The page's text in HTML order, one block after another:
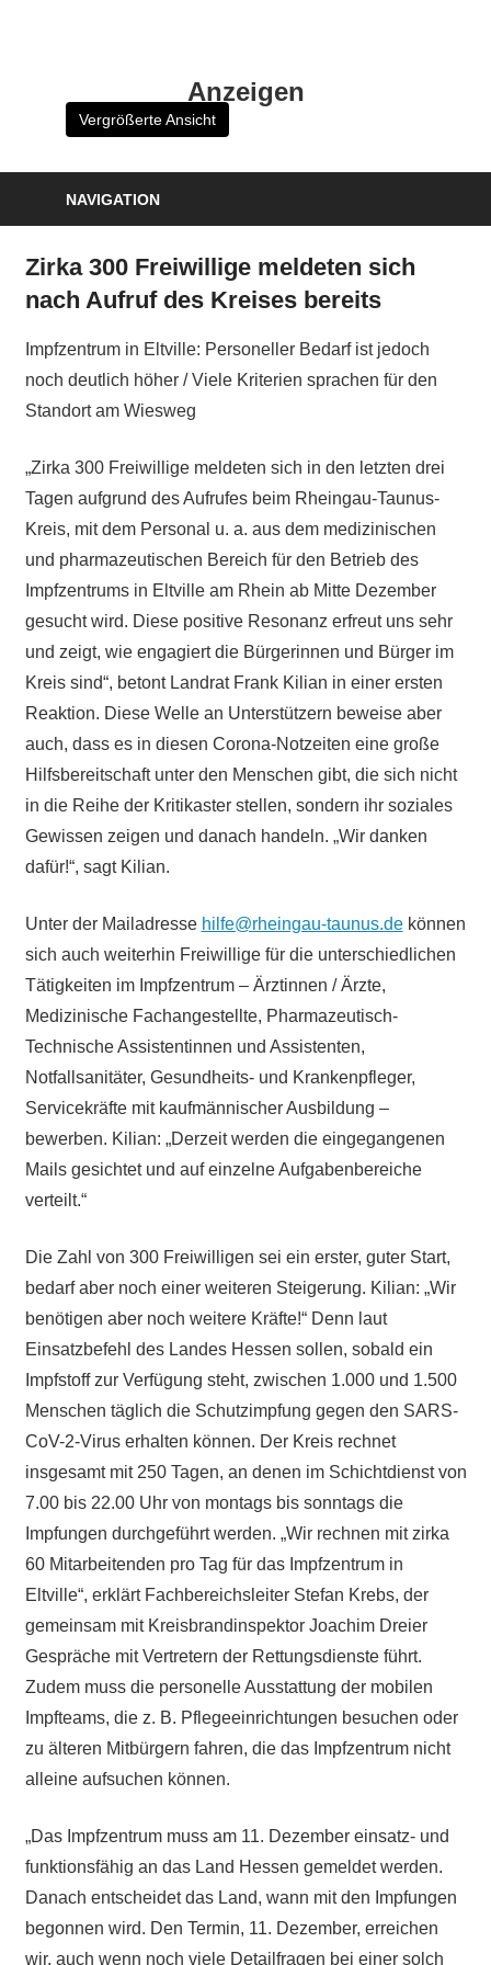
Anzeigen
Vergrößerte Ansicht
NAVIGATION
Zirka 300 Freiwillige meldeten sich
nach Aufruf des Kreises bereits
Impfzentrum in Eltville: Personeller Bedarf ist jedoch
noch deutlich höher / Viele Kriterien sprachen für den
Standort am Wiesweg
„Zirka 300 Freiwillige meldeten sich in den letzten drei
Tagen aufgrund des Aufrufes beim Rheingau-Taunus-
Kreis, mit dem Personal u. a. aus dem medizinischen
und pharmazeutischen Bereich für den Betrieb des
Impfzentrums in Eltville am Rhein ab Mitte Dezember
gesucht wird. Diese positive Resonanz erfreut uns sehr
und zeigt, wie engagiert die Bürgerinnen und Bürger im
Kreis sind“, betont Landrat Frank Kilian in einer ersten
Reaktion. Diese Welle an Unterstützern beweise aber
auch, dass es in diesen Corona-Notzeiten eine große
Hilfsbereitschaft unter den Menschen gibt, die sich nicht
in die Reihe der Kritikaster stellen, sondern ihr soziales
Gewissen zeigen und danach handeln. „Wir danken
dafür!“, sagt Kilian.
Unter der Mailadresse hilfe@rheingau-taunus.dekönnen
sich auch weiterhin Freiwillige für die unterschiedlichen
Tätigkeiten im Impfzentrum – Ärztinnen / Ärzte,
Medizinische Fachangestellte, Pharmazeutisch-
Technische Assistentinnen und Assistenten,
Notfallsanitäter, Gesundheits- und Krankenpfleger,
Servicekräfte mit kaufmännischer Ausbildung –
bewerben. Kilian: „Derzeit werden die eingegangenen
Mails gesichtet und auf einzelne Aufgabenbereiche
verteilt.“
Die Zahl von 300 Freiwilligen sei ein erster, guter Start,
bedarf aber noch einer weiteren Steigerung. Kilian: „Wir
benötigen aber noch weitere Kräfte!“ Denn laut
Einsatzbefehl des Landes Hessen sollen, sobald ein
Impfstoff zur Verfügung steht, zwischen 1.000 und 1.500
Menschen täglich die Schutzimpfung gegen den SARS-
CoV-2-Virus erhalten können. Der Kreis rechnet
insgesamt mit 250 Tagen, an denen im Schichtdienst von
7.00 bis 22.00 Uhr von montags bis sonntags die
Impfungen durchgeführt werden. „Wir rechnen mit zirka
60 Mitarbeitenden pro Tag für das Impfzentrum in
Eltville“, erklärt Fachbereichsleiter Stefan Krebs, der
gemeinsam mit Kreisbrandinspektor Joachim Dreier
Gespräche mit Vertretern der Rettungsdienste führt.
Zudem muss die personelle Ausstattung der mobilen
Impfteams, die z. B. Pflegeeinrichtungen besuchen oder
zu älteren Mitbürgern fahren, die das Impfzentrum nicht
alleine aufsuchen können.
„Das Impfzentrum muss am 11. Dezember einsatz- und
funktionsfähig an das Land Hessen gemeldet werden.
Danach entscheidet das Land, wann mit den Impfungen
begonnen wird. Den Termin, 11. Dezember, erreichen
wir, auch wenn noch viele Detailfragen bei einer solch